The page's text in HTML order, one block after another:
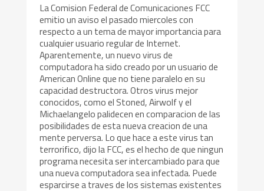
La Comision Federal de Comunicaciones FCC
emitio un aviso el pasado miercoles con
respecto a un tema de mayor importancia para
cualquier usuario regular de Internet.
Aparentemente, un nuevo virus de
computadora ha sido creado por un usuario de
American Online que no tiene paralelo en su
capacidad destructora. Otros virus mejor
conocidos, como el Stoned, Airwolf y el
Michaelangelo palidecen en comparacion de las
posibilidades de esta nueva creacion de una
mente perversa. Lo que hace a este virus tan
terrorifico, dijo la FCC, es el hecho de que ningun
programa necesita ser intercambiado para que
una nueva computadora sea infectada. Puede
esparcirse a traves de los sistemas existentes